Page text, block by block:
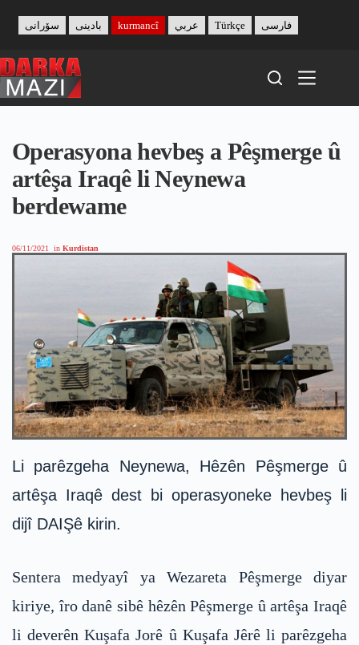
content
بادینی سۆرانی kurmancî عربي Türkçe فارسی
Operasyona hevbeş a Pêşmerge û
artêşa Iraqê li Neynewa
berdewame
06/11/2021 in Kurdistan
Li parêzgeha Neynewa, Hêzên Pêşmerge û
artêşa Iraqê dest bi operasyoneke hevbeş li
dijî DAIŞê kirin.
Sentera medyayî ya Wezareta Pêşmerge diyar
kiriye, îro danê sibê hêzên Pêşmerge û artêşa Iraqê
li deverên Kuşafa Jorê û Kuşafa Jêrê li parêzgeha